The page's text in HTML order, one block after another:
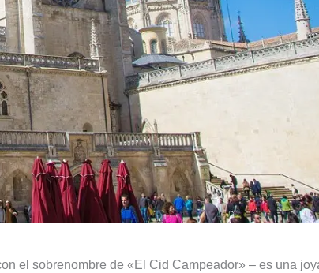
el sobrenombre de «El Cid Campeador» – es una